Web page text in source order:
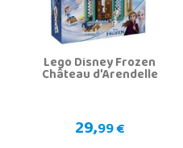
Lego Disney Frozen
Château d'Arendelle
29,99 €